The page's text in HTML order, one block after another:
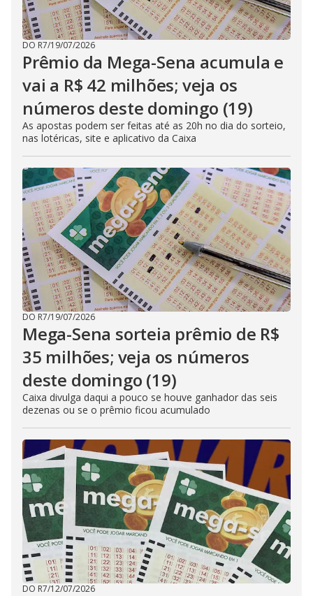
DO R7/19/07/2026
Prêmio da Mega-Sena acumula e
vai a R$ 42 milhões; veja os
números deste domingo (19)
As apostas podem ser feitas até as 20h no dia do sorteio,
nas lotéricas, site e aplicativo da Caixa
DO R7/19/07/2026
Mega-Sena sorteia prêmio de R$
35 milhões; veja os números
deste domingo (19)
Caixa divulga daqui a pouco se houve ganhador das seis
dezenas ou se o prêmio ficou acumulado
DO R7/12/07/2026